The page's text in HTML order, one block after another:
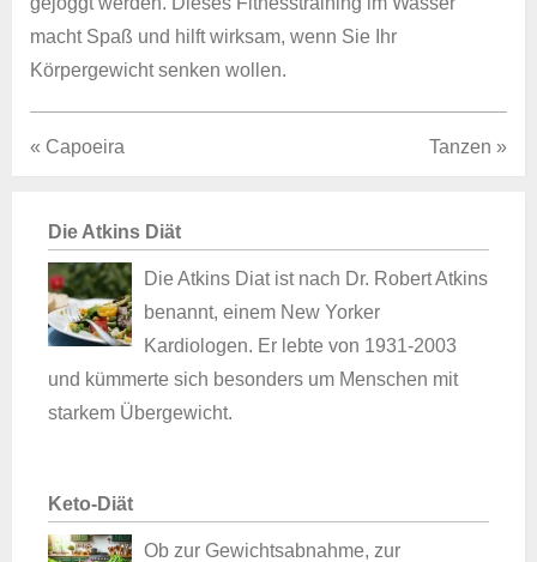
macht Spaß und hilft wirksam, wenn Sie Ihr
Körpergewicht senken wollen.
« Capoeira Tanzen »
Die Atkins Diät
Die Atkins Diat ist nach Dr. Robert Atkins
benannt, einem New Yorker
Kardiologen. Er lebte von 1931-2003
und kümmerte sich besonders um Menschen mit
starkem Übergewicht.
Keto-Diät
Ob zur Gewichtsabnahme, zur